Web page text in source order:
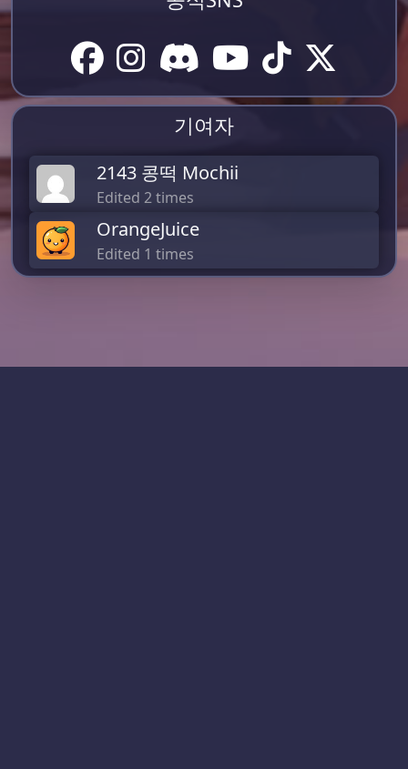
기여자
2143 콩떡 Mochii
Edited 2 times
OrangeJuice
Edited 1 times